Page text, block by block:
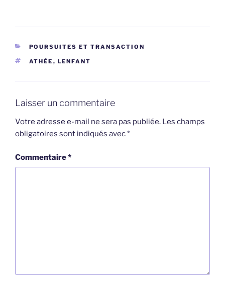
CATÉGORIES
POURSUITES ET TRANSACTION
ÉTIQUETTES
ATHÉE , LENFANT
Laisser un commentaire
Votre adresse e-mail ne sera pas publiée. Les champs
obligatoires sont indiqués avec*
Commentaire*